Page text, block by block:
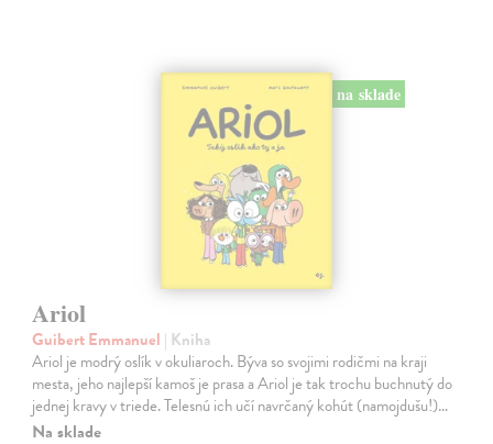
na sklade
Ariol
Guibert Emmanuel | Kniha
Ariol je modrý oslík v okuliaroch. Býva so svojimi rodičmi na kraji
mesta, jeho najlepší kamoš je prasa a Ariol je tak trochu buchnutý do
jednej kravy v triede. Telesnú ich učí navrčaný kohút (namojdušu!)…
Na sklade